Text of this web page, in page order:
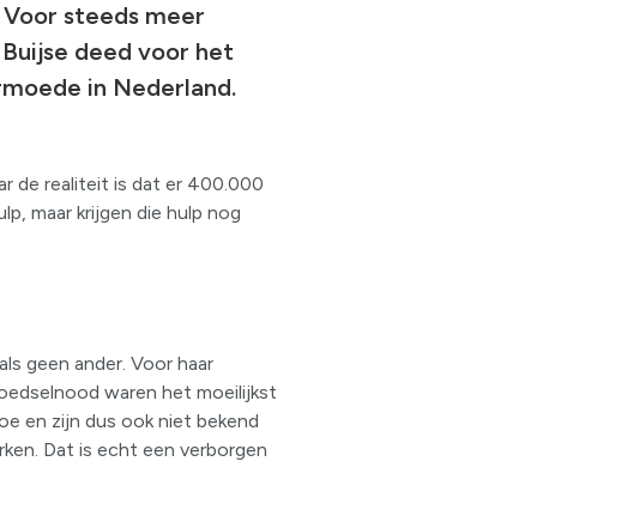
steeds meer
deed voor het
in Nederland.
de realiteit is dat er 400.000
maar krijgen die hulp nog
geen ander. Voor haar
waren het moeilijkst
en zijn dus ook niet bekend
Dat is echt een verborgen